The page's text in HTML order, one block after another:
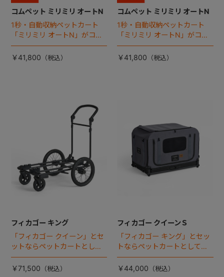
コムペット ミリミリ オートN
1秒・自動収納ペットカート
「ミリミリ オートN」がコム
ペットから登場！
￥41,800
コムペット ミリミリ オートN
1秒・自動収納ペットカート
「ミリミリ オートN」がコム
ペットから登場！
￥41,800
フィカゴー キング
「フィカゴー クイーン」とセ
ットならペットカートとして
使える、耐荷重50kgの大型犬
向け車体登場！
￥71,500
フィカゴー クイーンＳ
「フィカゴー キング」とセッ
トならペットカートとしても
使える、耐荷重30㎏の中～大
型犬向けケージが登場！
￥44,000